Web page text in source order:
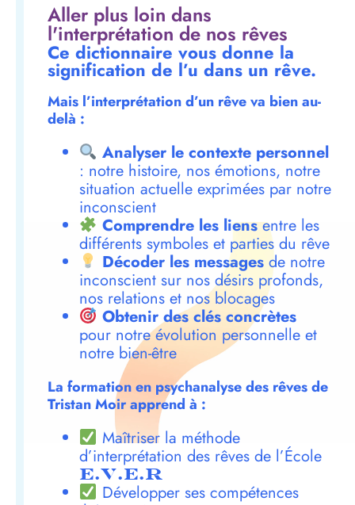
Aller plus loin dans
l'interprétation de nos rêves
Ce dictionnaire vous donne la
signification de l’u dans un rêve.
Mais l’interprétation d’un rêve va bien au-
delà :
Analyser le contexte personnel
: notre histoire, nos émotions, notre
situation actuelle exprimées par notre
inconscient
Comprendre les liensentre les
différents symboles et parties du rêve
Décoder les messagesde notre
inconscient sur nos désirs profonds,
nos relations et nos blocages
Obtenir des clés concrètes
pour notre évolution personnelle et
notre bien-être
La formation en psychanalyse des rêves de
Tristan Moir apprend à :
Maîtriser la méthode
d’interprétation des rêves de l’École
E.V.E.R
Développer ses compétences